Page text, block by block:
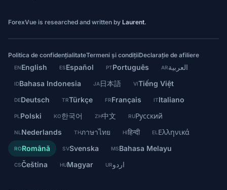
ForexVue is researched and written by Laurent.
Politica de confidențialitateTermeni și condițiiDeclarație de afiliere
ENEnglish ESEspañol PTPortuguês ARالعربية
IDBahasa Indonesia JA日本語 VITiếng Việt
DEDeutsch TRTürkçe FRFrançais ITItaliano
PL Polski KO한국어 ZH中文 RUРусский
NL Nederlands THภาษาไทย HIहिन्दी EL Ελληνικά
RORomână SVSvenska MSBahasa Melayu
CSČeština HUMagyar URاردو